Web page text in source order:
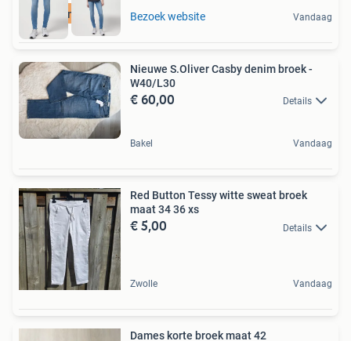
Duurzame Deal Bezoek website Vandaag
Nieuwe S.Oliver Casby denim broek -
W40/L30
€ 60,00 Details
Bakel Vandaag
Red Button Tessy witte sweat broek
maat 34 36 xs
€ 5,00 Details
Zwolle Vandaag
Dames korte broek maat 42